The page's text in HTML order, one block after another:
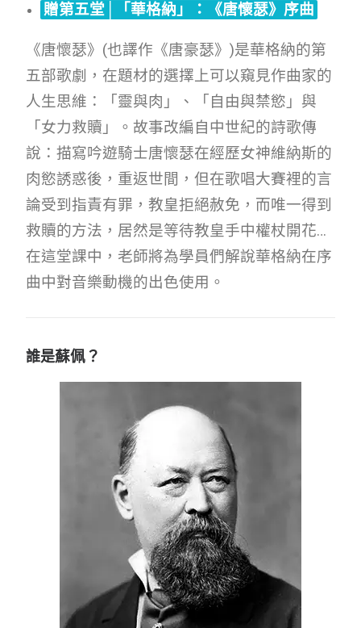
贈第五堂│「華格納」：《唐懷瑟》序曲
《唐懷瑟》(也譯作《唐豪瑟》)是華格納的第
五部歌劇，在題材的選擇上可以窺見作曲家的
人生思維：「靈與肉」、「自由與禁慾」與
「女力救贖」。故事改編自中世紀的詩歌傳
說：描寫吟遊騎士唐懷瑟在經歷女神維納斯的
肉慾誘惑後，重返世間，但在歌唱大賽裡的言
論受到指責有罪，教皇拒絕赦免，而唯一得到
救贖的方法，居然是等待教皇手中權杖開花…
在這堂課中，老師將為學員們解說華格納在序
曲中對音樂動機的出色使用。
誰是蘇佩？